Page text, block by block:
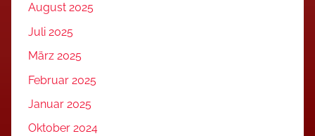
August 2025
Juli 2025
März 2025
Februar 2025
Januar 2025
Oktober 2024